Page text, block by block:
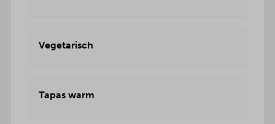
Vegetarisch
Tapas warm